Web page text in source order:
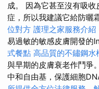
成。 因為它甚至沒有吸
症，所以我建議它給防曬
位對方 護理之家服務介
易過敏的敏感皮膚開發的
式餐點 高品質的不鏽鋼
與早期的皮膚衰老作鬥爭。
中和自由基，保護細胞